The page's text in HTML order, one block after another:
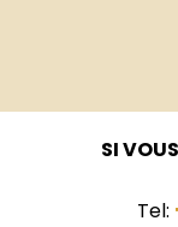
SI
Tel: